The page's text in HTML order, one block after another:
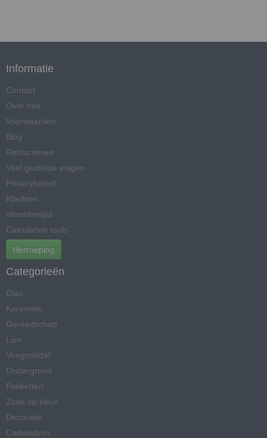
Informatie
Contact
Over ons
Voorwaarden
Blog
Retourneren
Veel gestelde vragen
Privacybeleid
Klachten
Woordenlijst
Calculation tools
Herroeping
Categorieën
Glas
Keramiek
Gereedschap
Lijm
Voegmiddel
Ondergrond
Pakketten
Zoek op kleur
Decoratie
Cadeaubon